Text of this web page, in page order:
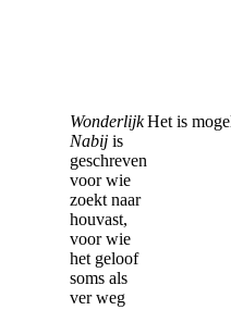
Wonderlijk
Nabij is
geschreven
voor wie
zoekt naar
houvast,
voor wie
het geloof
soms als
ver weg
Het is